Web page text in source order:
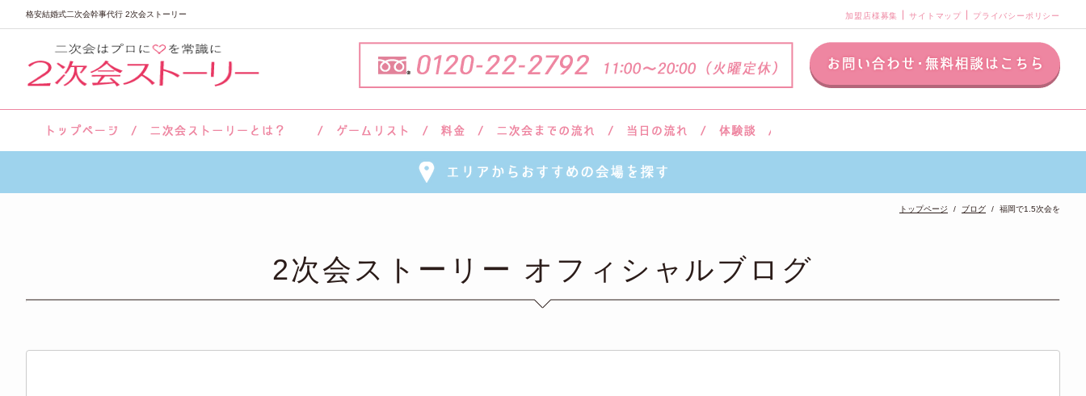
格安結婚式二次会幹事代行 2次会ストーリー 加盟店様募集 サイトマップ プライバシーポリシー
トップページ ブログ 福岡で1.5次会を
2次会ストーリー オフィシャルブログ